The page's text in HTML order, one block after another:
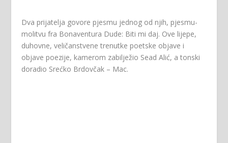
Dva prijatelja govore pjesmu jednog od njih, pjesmu-
molitvu fra Bonaventura Dude: Biti mi daj. Ove lijepe,
duhovne, veličanstvene trenutke poetske objave i
objave poezije, kamerom zabilježio Sead Alić, a tonski
doradio Srećko Brdovčak – Mac.